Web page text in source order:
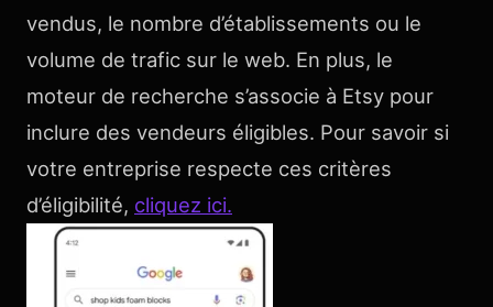
vendus, le nombre d’établissements ou le
volume de trafic sur le web. En plus, le
moteur de recherche s’associe à Etsy pour
inclure des vendeurs éligibles. Pour savoir si
votre entreprise respecte ces critères
d’éligibilité, cliquez ici.